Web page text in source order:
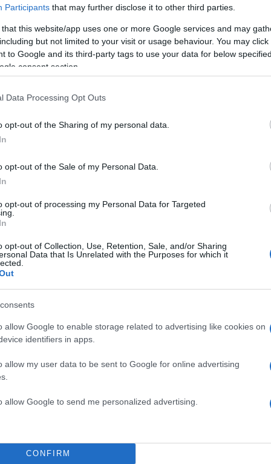
Participants that may further disclose it to other third parties.
that this website/app uses one or more Google services and may
but not limited to your visit or usage behaviour. You may
to Google and its third-party tags to use your data for below
consent section.
Data Processing Opt Outs
opt-out of the Sharing of my personal data.
opt-out of the Sale of my Personal Data.
opt-out of processing my Personal Data for Targeted
opt-out of Collection, Use, Retention, Sale, and/or Sharing
Data that Is Unrelated with the Purposes for which it
allow Google to enable storage related to advertising like cookies on
identifiers in apps.
allow my user data to be sent to Google for online advertising
allow Google to send me personalized advertising.
CONFIRM
μόδα προσφέρει
μπορεί εύκολα να
επίδειξη υψηλού στιλ.
που θα αναδείξουν με
κομψότητα
κομψότητα στις
την εξαιρετικά απαλή
Αυτό το ανάλαφρο
δημιουργώντας μια
κάθε σου βήμα. Για τις
συγκεκριμένα
για να ξεχωρίσεις
ευκολία ανάμεσα σε
κλασικές
προϊόντων σε
modivo.gr για